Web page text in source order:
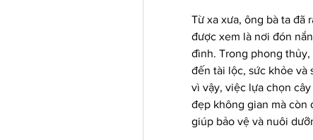
Từ xa xưa, ông bà ta đã
được xem là nơi đón
đình. Trong phong
đến tài lộc, sức khỏe và
vì vậy, việc lựa chọn
đẹp không gian mà còn
giúp bảo vệ và nuôi